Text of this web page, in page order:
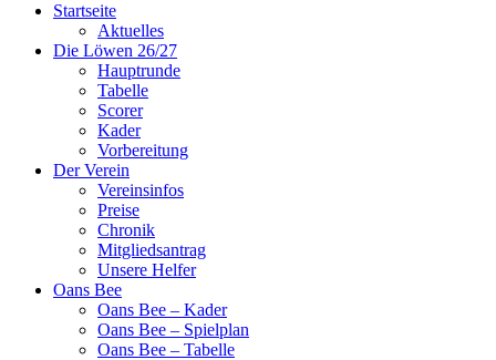
Startseite
Aktuelles
Die Löwen 26/27
Hauptrunde
Tabelle
Scorer
Kader
Vorbereitung
Der Verein
Vereinsinfos
Preise
Chronik
Mitgliedsantrag
Unsere Helfer
Oans Bee
Oans Bee – Kader
Oans Bee – Spielplan
Oans Bee – Tabelle